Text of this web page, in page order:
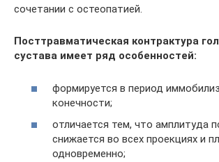
сочетании с остеопатией.
Посттравматическая контрактура
сустава имеет ряд особенностей:
формируется в период
конечности;
отличается тем, что амплитуда
снижается во всех проекциях и
одновременно;